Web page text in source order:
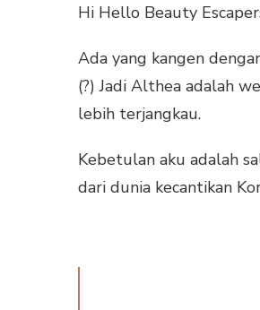
Hi Hello Beauty
Ada yang kangen
(?) Jadi Althea adalah
lebih terjangkau.
Kebetulan aku adalah
dari dunia kecantikan